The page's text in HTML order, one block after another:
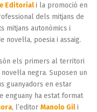
Editoriali la promoció en
dels mitjans de
mitjans autonòmics i
poesia i assaig.
els primers al territori
negra. Suposen un
guanyadors en estar
enguany ha estat format
, l’editor Manolo Gili